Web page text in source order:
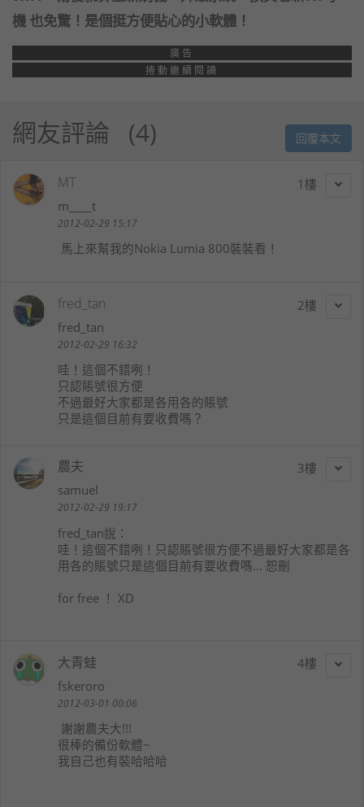
機 也免驚！是個挺方便貼心的小軟體！
廣告
捲動繼續閱讀
網友評論 4 回覆本文
1
MT
m____t
2012-02-29 15:17
馬上來幫我的Nokia Lumia 800裝裝看！
2
fred_tan
fred_tan
2012-02-29 16:32
哇！這個不錯咧！
只認賬號很方便
不過最好大家都是各用各的賬號
只是這個目前有要收費嗎？
3
農夫
samuel
2012-02-29 19:17
fred_tan說：
哇！這個不錯咧！只認賬號很方便不過最好大家都是各
用各的賬號只是這個目前有要收費嗎... 恕刪
for free ！ XD
4
大青蛙
fskeroro
2012-03-01 00:06
謝謝農夫大!!!
很棒的備份軟體~
我自己也有裝哈哈哈